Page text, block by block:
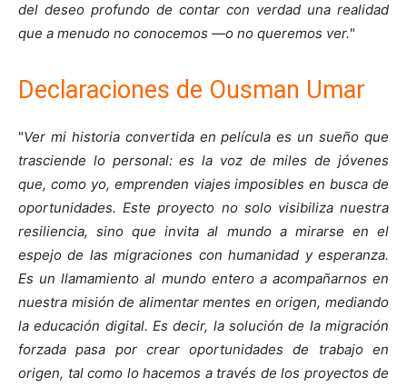
del deseo profundo de contar con verdad una realidad
que a menudo no conocemos —o no queremos ver."
Declaraciones de Ousman Umar
"Ver mi historia convertida en película es un sueño que
trasciende lo personal: es la voz de miles de jóvenes
que, como yo, emprenden viajes imposibles en busca de
oportunidades. Este proyecto no solo visibiliza nuestra
resiliencia, sino que invita al mundo a mirarse en el
espejo de las migraciones con humanidad y esperanza.
Es un llamamiento al mundo entero a acompañarnos en
nuestra misión de alimentar mentes en origen, mediando
la educación digital. Es decir, la solución de la migración
forzada pasa por crear oportunidades de trabajo en
origen, tal como lo hacemos a través de los proyectos de